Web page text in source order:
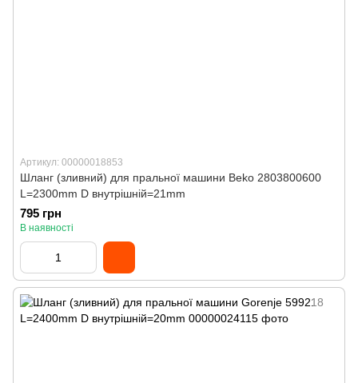
Артикул: 00000018853
Шланг (зливний) для пральної машини Beko 2803800600
L=2300mm D внутрішній=21mm
795 грн
В наявності